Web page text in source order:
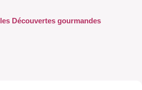
Découvertes gourmandes